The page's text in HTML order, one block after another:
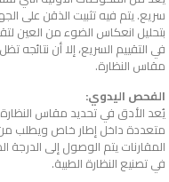
سريع. يتم فيه تثبيت الذقن على
بتحليل انعكاس الضوء من العين
في التقييم السريع، إلا أن
مقاس النظارة.
الفحص اليدوي:
يُعد الأدق في تحديد مقاس النظارة
متعددة داخل إطار خاص ويطلب
المقارنات يتم الوصول إلى
في تصنيع النظارة الطبية.